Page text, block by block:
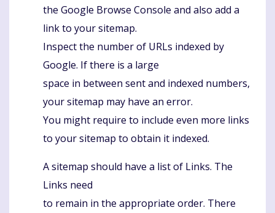
the Google Browse Console and also add a
link to your sitemap.
Inspect the number of URLs indexed by
Google. If there is a large
space in between sent and indexed numbers,
your sitemap may have an error.
You might require to include even more links
to your sitemap to obtain it indexed.
A sitemap should have a list of Links. The
Links need
to remain in the appropriate order. There